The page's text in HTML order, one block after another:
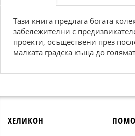
Тази книга предлага богата
забележителни с
проекти, осъществени през
малката градска къща до
ХЕЛИКОН